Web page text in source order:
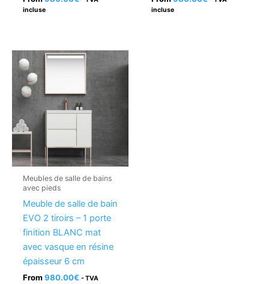
incluse
incluse
Meubles de salle de bains
avec pieds
Meuble de salle de bain
EVO 2 tiroirs – 1 porte
finition BLANC mat
avec vasque en résine
épaisseur 6 cm
From 980.00€ - TVA